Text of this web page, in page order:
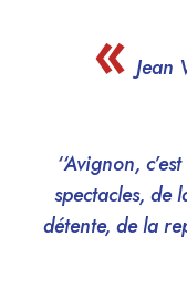
Jean
‘‘Avignon,
spectacles, de
détente, de la